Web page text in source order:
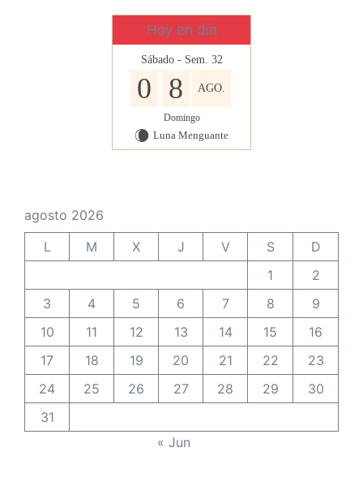
Hoy en día
Sábado - Sem. 32
0 8 AGO.
Domingo
W Luna Menguante
agosto 2026
L
M X J V S
D
1
2
3
4 5 6 7 8
9
10
11 12 13 14 15
16
17
18 19 20 21 22
23
24
25 26 27 28 29
30
31
« Jun